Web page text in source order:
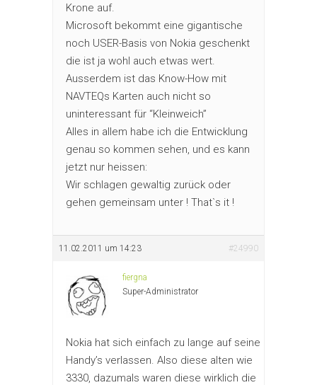
Krone auf.
Microsoft bekommt eine gigantische
noch USER-Basis von Nokia geschenkt
die ist ja wohl auch etwas wert.
Ausserdem ist das Know-How mit
NAVTEQs Karten auch nicht so
uninteressant für “Kleinweich”
Alles in allem habe ich die Entwicklung
genau so kommen sehen, und es kann
jetzt nur heissen:
Wir schlagen gewaltig zurück oder
gehen gemeinsam unter ! That`s it !
11.02.2011 um 14:23 #24990
fiergna
Super-Administrator
Nokia hat sich einfach zu lange auf seine
Handy’s verlassen. Also diese alten wie
3330, dazumals waren diese wirklich die